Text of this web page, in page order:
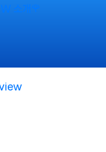
소개🌹